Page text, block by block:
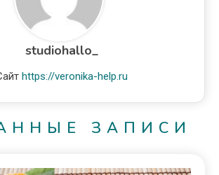
studiohallo_
https://veronika-help.ru
ЗАПИСИ